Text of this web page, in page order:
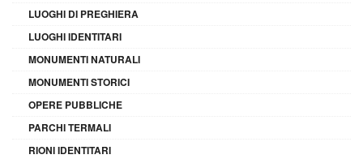
LUOGHI DI PREGHIERA
LUOGHI IDENTITARI
MONUMENTI NATURALI
MONUMENTI STORICI
OPERE PUBBLICHE
PARCHI TERMALI
RIONI IDENTITARI